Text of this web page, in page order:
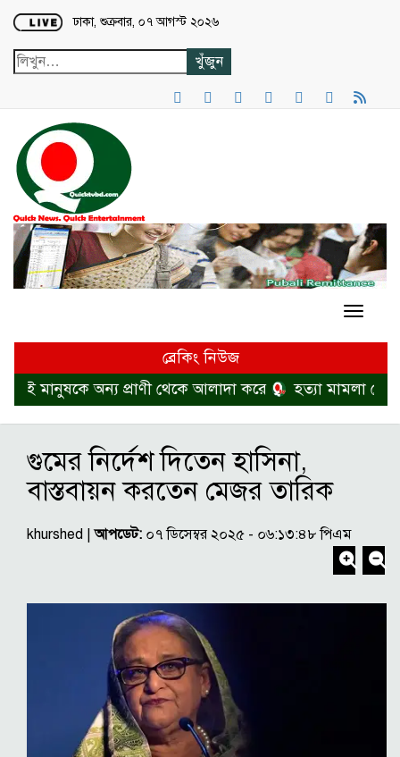
Loading...
ঢাকা, শুক্রবার, ০৭ আগস্ট ২০২৬
ব্রেকিং নিউজ
মানুষকে অন্য প্রাণী থেকে আলাদা করে
হত্যা মামলা থেকে
গুমের নির্দেশ দিতেন হাসিনা,
বাস্তবায়ন করতেন মেজর তারিক
khurshed |আপডেট: ০৭ ডিসেম্বর ২০২৫ - ০৬:১৩:৪৮ পিএম